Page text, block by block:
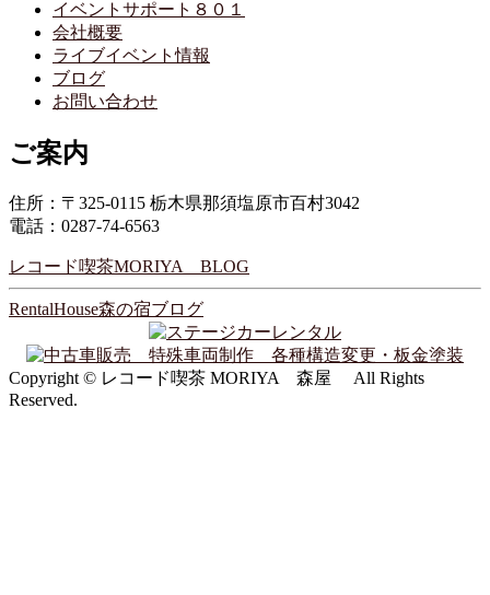
イベントサポート８０１
会社概要
ライブイベント情報
ブログ
お問い合わせ
ご案内
住所：〒325-0115 栃木県那須塩原市百村3042
電話：0287-74-6563
レコード喫茶MORIYA BLOG
RentalHouse森の宿ブログ
Copyright © レコード喫茶 MORIYA 森屋 All Rights
Reserved.